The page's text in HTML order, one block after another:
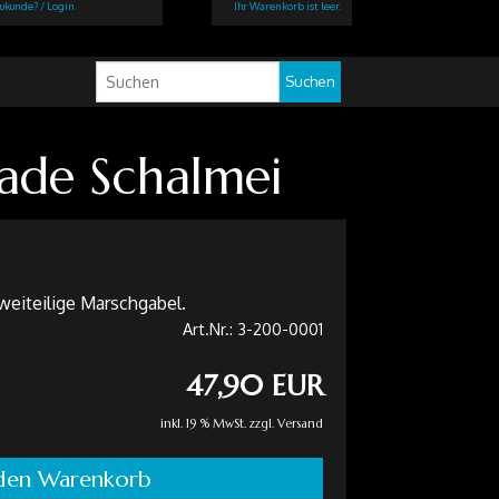
/ Login
Suchen
Ihr Warenkorb ist leer.
Schalmei
Marschgabel.
Art.Nr.: 3-200-0001
47,90 EUR
inkl. 19 % MwSt. zzgl. Versand
Warenkorb